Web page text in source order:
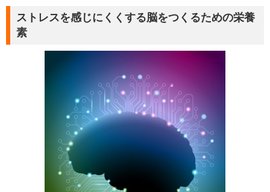
ストレスを感じにくくする脳をつくるための栄養
素